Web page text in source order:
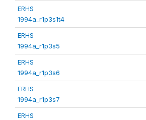
ERHS
1994a_r1p3s1t4
ERHS
1994a_r1p3s5
ERHS
1994a_r1p3s6
ERHS
1994a_r1p3s7
ERHS